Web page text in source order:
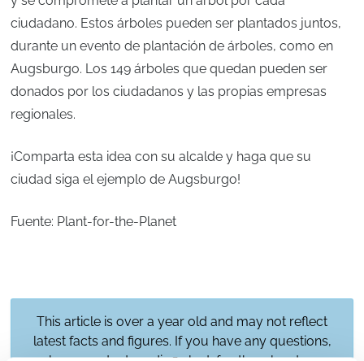
ciudadano. Estos árboles pueden ser plantados juntos,
durante un evento de plantación de árboles, como en
Augsburgo. Los 149 árboles que quedan pueden ser
donados por los ciudadanos y las propias empresas
regionales.
¡Comparta esta idea con su alcalde y haga que su
ciudad siga el ejemplo de Augsburgo!
Fuente: Plant-for-the-Planet
This article is over a year old and may not reflect
latest facts and figures. If you have any questions,